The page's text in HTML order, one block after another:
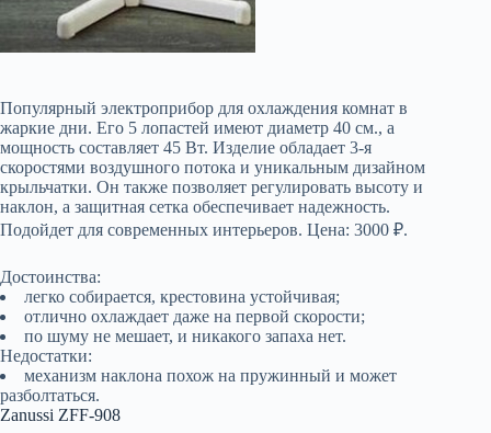
Популярный электроприбор для охлаждения комнат в
жаркие дни. Его 5 лопастей имеют диаметр 40 см., а
мощность составляет 45 Вт. Изделие обладает 3-я
скоростями воздушного потока и уникальным дизайном
крыльчатки. Он также позволяет регулировать высоту и
наклон, а защитная сетка обеспечивает надежность.
Подойдет для современных интерьеров. Цена: 3000 ₽.
Достоинства:
легко собирается, крестовина устойчивая;
отлично охлаждает даже на первой скорости;
по шуму не мешает, и никакого запаха нет.
Недостатки:
механизм наклона похож на пружинный и может
разболтаться.
Zanussi ZFF-908